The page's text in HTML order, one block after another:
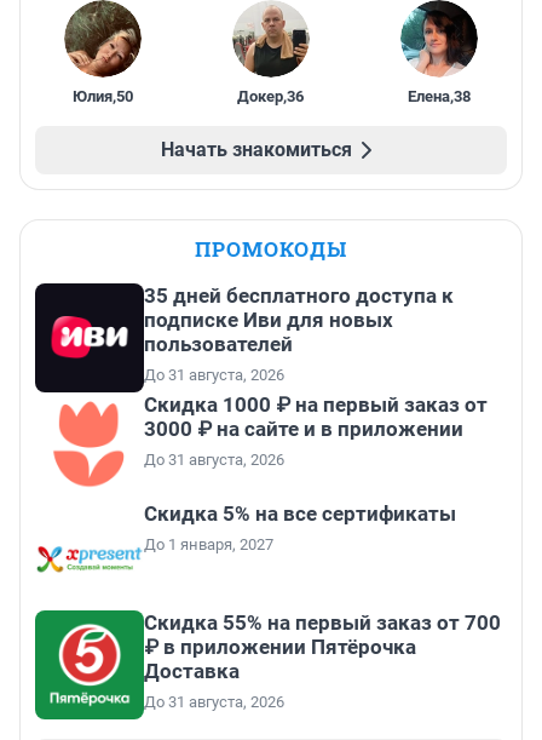
Юлия,50 Докер,36 Елена,38
Начать знакомиться
ПРОМОКОДЫ
35 дней бесплатного доступа к
подписке Иви для новых
пользователей
До 31 августа, 2026
Скидка 1000 ₽ на первый заказ от
3000 ₽ на сайте и в приложении
До 31 августа, 2026
Скидка 5% на все сертификаты
До 1 января, 2027
Скидка 55% на первый заказ от 700
₽ в приложении Пятёрочка
Доставка
До 31 августа, 2026